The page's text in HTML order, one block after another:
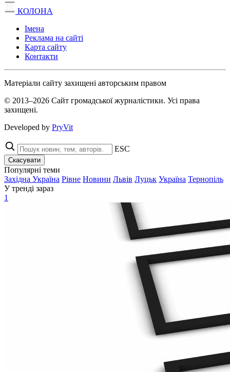
КОЛОНА
Імена
Реклама на сайті
Карта сайту
Контакти
Матеріали сайту захищені авторським правом
© 2013–2026 Сайт громадської журналістики. Усі права
захищені.
Developed by PryVit
ESC
Скасувати
Популярні теми
Західна Україна Рівне Новини Львів Луцьк Україна Тернопіль
У тренді зараз
1